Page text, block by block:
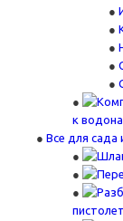
к
Все для сада